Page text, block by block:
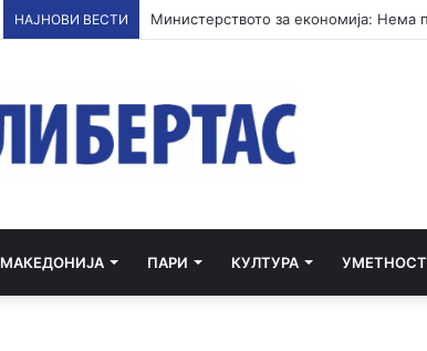
НАЈНОВИ ВЕСТИ
МАКЕДОНИЈА ПАРИ КУЛТУРА УМЕТНОСТ